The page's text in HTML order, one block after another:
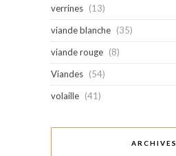
verrines (13)
viande blanche (35)
viande rouge (8)
Viandes (54)
volaille (41)
ARCHIVES